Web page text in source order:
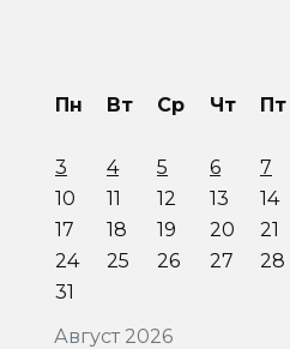
Август 2026
Пн Вт Ср Чт Пт
3
4 5 6 7
10
11 12 13 14
17
18 19 20 21
24
25 26 27 28
31